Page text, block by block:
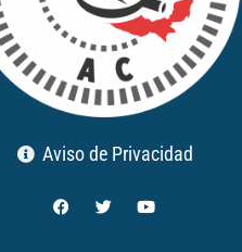
Aviso de Privacidad